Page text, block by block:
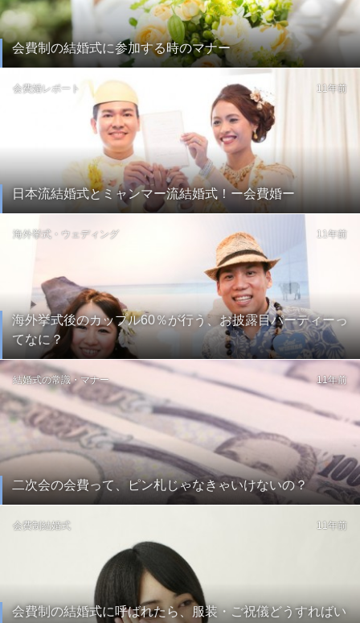
会費制の結婚式に参加する時のマナー
日本流結婚式とミャンマー流結婚式！ー会費婚ー
会費婚レポート 11年前
海外挙式後のカップル60％が行う、お披露目パーティーっ
てなに？
海外挙式・ウェディング 11年前
二次会の会費って、ピン札じゃなきゃいけないの？
結婚式の常識・マナー 11年前
会費制の結婚式に呼ばれたら、服装・ご祝儀どうすればい
会費制結婚式 11年前